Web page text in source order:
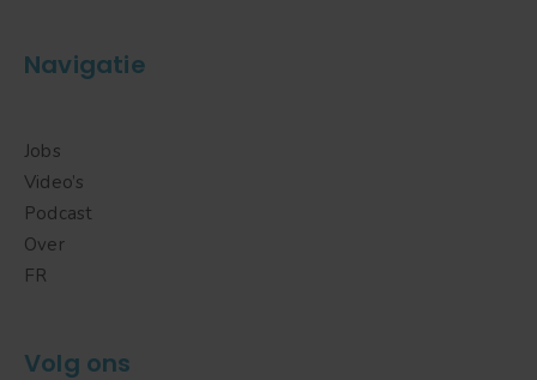
Navigatie
Jobs
Video’s
Podcast
Over
FR
Volg ons